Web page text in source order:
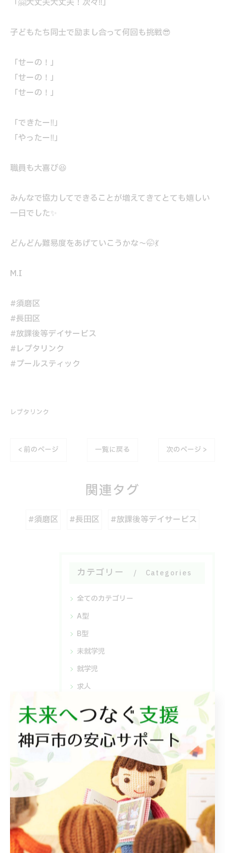
「🤗大丈夫大丈夫！次々‼」
子どもたち同士で励まし合って何回も挑戦😎
「せーの！」
「せーの！」
「せーの！」
「できたー‼」
「やったー‼」
職員も大喜び😆
みんなで協力してできることが増えてきてとても嬉しい
一日でした✨
どんどん難易度をあげていこうかな～🤭💃
M.I
#須磨区
#長田区
#放課後等デイサービス
#レプタリンク
#プールスティック
レプタリンク
< 前のページ 一覧に戻る 次のページ >
関連タグ
#須磨区 #長田区 #放課後等デイサービス
カテゴリー Categories
全てのカテゴリー
A型
B型
未就学児
就学児
求人
レプタⅡ
レプタリンク
レプタチャット
相談支援
最近の投稿
Recent
Posts